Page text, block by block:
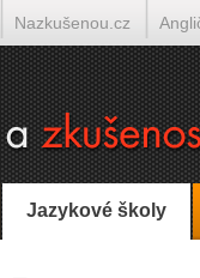
Jazykové školy
Nazkušenou.cz